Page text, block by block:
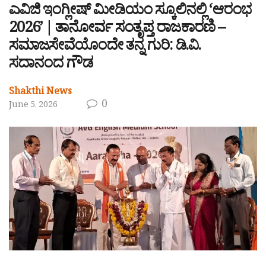
ಎವಿಜಿ ಇಂಗ್ಲೀಷ್ ಮೀಡಿಯಂ ಸ್ಕೂಲಿನಲ್ಲಿ ‘ಆರಂಭ
2026’ | ತಾನೋರ್ವ ಸಂತೃಪ್ತ ರಾಜಕಾರಣಿ –
ಸಮಾಜಸೇವೆಯೊಂದೇ ತನ್ನ ಗುರಿ: ಡಿ.ವಿ.
ಸದಾನಂದ ಗೌಡ
Shakthi News
June 5, 2026 0